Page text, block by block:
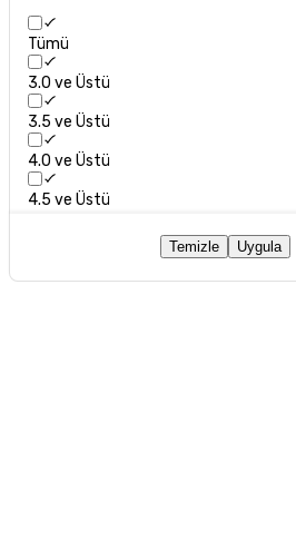
Tümü
3.0 ve Üstü
3.5 ve Üstü
4.0 ve Üstü
4.5 ve Üstü
Temizle Uygula